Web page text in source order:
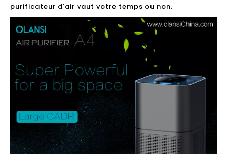
purificateur d'air vaut votre temps ou non.